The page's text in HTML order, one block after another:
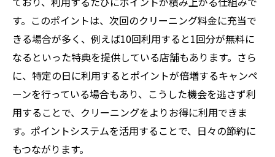
す。このポイントは、次回のクリーニング料金に充当で
きる場合が多く、例えば10回利用すると1回分が無料に
なるといった特典を提供している店舗もあります。さら
に、特定の日に利用するとポイントが倍増するキャンペ
ーンを行っている場合もあり、こうした機会を逃さず利
用することで、クリーニングをよりお得に利用できま
す。ポイントシステムを活用することで、日々の節約に
もつながります。